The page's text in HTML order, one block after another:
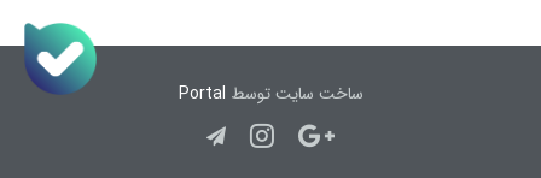
ساخت سایت توسط Portal